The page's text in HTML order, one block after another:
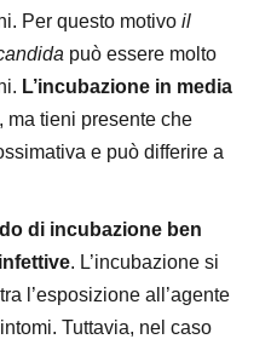
Per questo motivo il
può essere molto
L’incubazione in media
, ma tieni presente che
e può differire a
di incubazione ben
. L’incubazione si
l’esposizione all’agente
Tuttavia, nel caso